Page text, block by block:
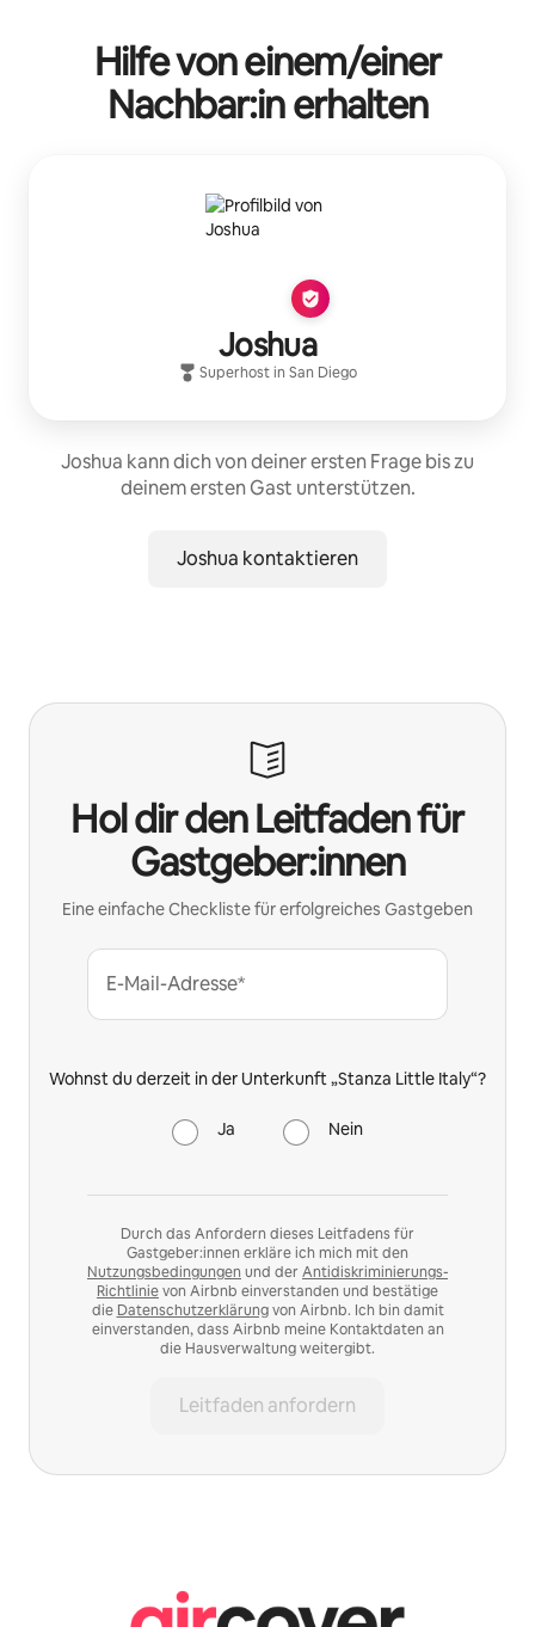
Hilfe von einem/einer
Nachbar:in erhalten
Joshua
Superhostin San Diego
Joshua kann dich von deiner ersten Frage bis zu
deinem ersten Gast unterstützen.
Joshua kontaktieren
Hol dir den Leitfaden für
Gastgeber:innen
Eine einfache Checkliste für erfolgreiches Gastgeben
E-Mail-Adresse*
Wohnst du derzeit in der Unterkunft „Stanza Little Italy“?
Ja Nein
Durch das Anfordern dieses Leitfadens für
Gastgeber:innen erkläre ich mich mit den
Nutzungsbedingungen und der Antidiskriminierungs-
Richtlinievon Airbnb einverstanden und bestätige
die Datenschutzerklärungvon Airbnb. Ich bin damit
einverstanden, dass Airbnb meine Kontaktdaten an
die Hausverwaltung weitergibt.
Leitfaden anfordern